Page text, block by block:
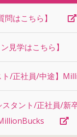
質問はこちら】
ン見学はこちら】
ト/正社員/中途】
スタント/正社員/新